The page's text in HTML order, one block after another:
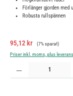
Förlänger gjorden med
Robusta rullspännen
Försäljningspris:
95,12 kr Ordinarie pris:
(7% sparat)
Priser inkl. moms, plus
Produktkvantitet: Ange